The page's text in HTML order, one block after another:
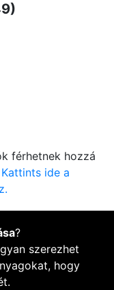
férhetnek hozzá
Kattints ide a
?
szerezhet
hogy